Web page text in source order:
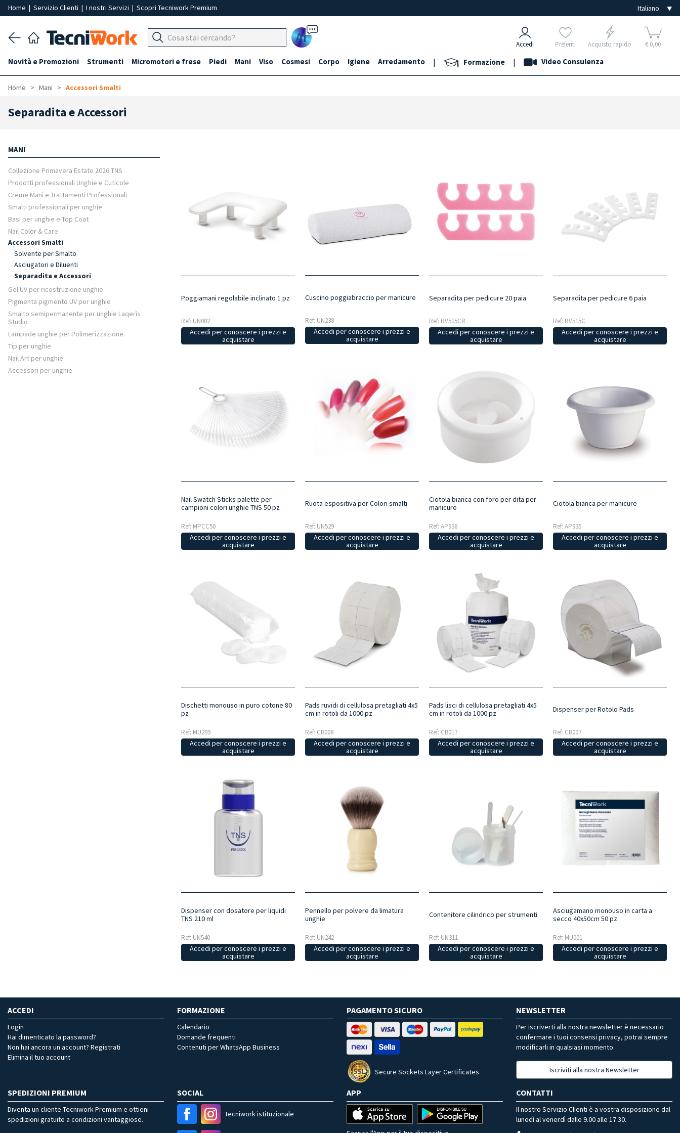
Home | Servizio Clienti | I nostri Servizi | Scopri Tecniwork Premium
Ai Accedi Preferiti Acquisto rapido € 0,00
Novità e Promozioni Strumenti Micromotori e frese Piedi Mani Viso Cosmesi Corpo Igiene Arredamento | Formazione | Video Consulenza
Home Mani Accessori Smalti
Separadita e Accessori
MANI
Collezione Primavera Estate 2026 TNS
Prodotti professionali Unghie e Cuticole
Creme Mani e Trattamenti Professionali
Smalti professionali per unghie
Basi per unghie e Top Coat
Nail Color & Care
Accessori Smalti
Solvente per Smalto
Asciugatori e Diluenti
Separadita e Accessori
Gel UV per ricostruzione unghie
Pigmenta pigmento UV per unghie
Smalto semipermanente per unghie Laqerìs
Studio
Lampade unghie per Polimerizzazione
Tip per unghie
Nail Art per unghie
Accessori per unghie
Poggiamani regolabile inclinato 1 pz
Ref: UN002
Accedi per conoscere i prezzi e
acquistare
Cuscino poggiabraccio per manicure
Ref: UN238
Accedi per conoscere i prezzi e
acquistare
Separadita per pedicure 20 paia
Ref: RV515CR
Accedi per conoscere i prezzi e
acquistare
Separadita per pedicure 6 paia
Ref: RV515C
Accedi per conoscere i prezzi e
acquistare
Nail Swatch Sticks palette per
campioni colori unghie TNS 50 pz
Ref: MPCC50
Accedi per conoscere i prezzi e
acquistare
Ruota espositiva per Colori smalti
Ref: UN529
Accedi per conoscere i prezzi e
acquistare
Ciotola bianca con foro per dita per
manicure
Ref: AP936
Accedi per conoscere i prezzi e
acquistare
Ciotola bianca per manicure
Ref: AP935
Accedi per conoscere i prezzi e
acquistare
Dischetti monouso in puro cotone 80
pz
Ref: MU299
Accedi per conoscere i prezzi e
acquistare
Pads ruvidi di cellulosa pretagliati 4x5
cm in rotoli da 1000 pz
Ref: CB008
Accedi per conoscere i prezzi e
acquistare
Pads lisci di cellulosa pretagliati 4x5
cm in rotoli da 1000 pz
Ref: CB017
Accedi per conoscere i prezzi e
acquistare
Dispenser per Rotolo Pads
Ref: CB007
Accedi per conoscere i prezzi e
acquistare
Dispenser con dosatore per liquidi
TNS 210 ml
Ref: UN540
Accedi per conoscere i prezzi e
acquistare
Pennello per polvere da limatura
unghie
Ref: UN242
Accedi per conoscere i prezzi e
acquistare
Contenitore cilindrico per strumenti
Ref: UN311
Accedi per conoscere i prezzi e
acquistare
Asciugamano monouso in carta a
secco 40x50cm 50 pz
Ref: MU001
Accedi per conoscere i prezzi e
acquistare
ACCEDI
Login
Hai dimenticato la password?
Non hai ancora un account? Registrati
Elimina il tuo account
FORMAZIONE
Calendario
Domande frequenti
Contenuti per WhatsApp Business
PAGAMENTO SICURO
Secure Sockets Layer Certificates
NEWSLETTER
Per iscriverti alla nostra newsletter è necessario
confermare i tuoi consensi privacy, potrai sempre
modificarli in qualsiasi momento.
Iscriviti alla nostra Newsletter
SPEDIZIONI PREMIUM
Diventa un cliente Tecniwork Premium e ottieni
spedizioni gratuite a condizioni vantaggiose.
SOCIAL
Tecniwork istituzionale
APP CONTATTI
Il nostro Servizio Clienti è a vostra disposizione dal
lunedì al venerdì dalle 9.00 alle 17.30.